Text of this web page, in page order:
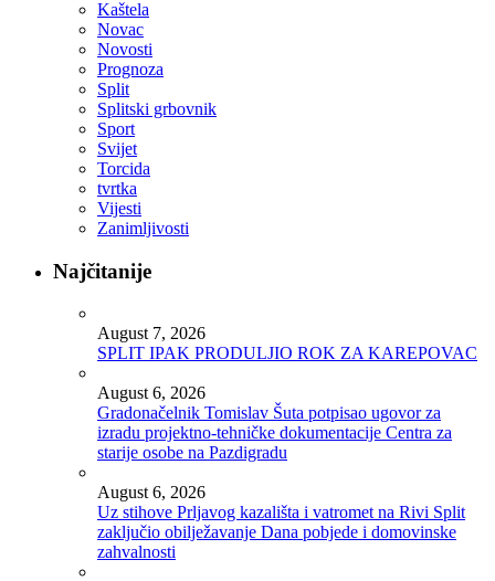
Kaštela
Novac
Novosti
Prognoza
Split
Splitski grbovnik
Sport
Svijet
Torcida
tvrtka
Vijesti
Zanimljivosti
Najčitanije
August 7, 2026
SPLIT IPAK PRODULJIO ROK ZA KAREPOVAC
August 6, 2026
Gradonačelnik Tomislav Šuta potpisao ugovor za
izradu projektno-tehničke dokumentacije Centra za
starije osobe na Pazdigradu
August 6, 2026
Uz stihove Prljavog kazališta i vatromet na Rivi Split
zaključio obilježavanje Dana pobjede i domovinske
zahvalnosti